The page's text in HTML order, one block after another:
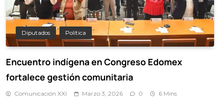
Diputados Política
Encuentro indígena en Congreso Edomex
fortalece gestión comunitaria
Comunicación XXI Marzo 3, 2026 0 6 Mins